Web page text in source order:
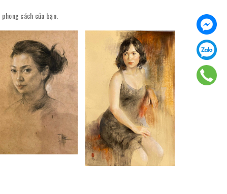
cách của bạn.